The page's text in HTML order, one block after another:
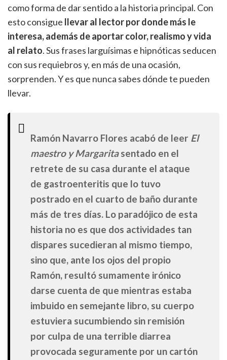
como forma de dar sentido a la historia principal. Con
esto consigue llevar al lector por donde más le
interesa, además de aportar color, realismo y vida
al relato. Sus frases larguísimas e hipnóticas seducen
con sus requiebros y, en más de una ocasión,
sorprenden. Y es que nunca sabes dónde te pueden
llevar.
Ramón Navarro Flores acabó de leer El
maestro y Margaritasentado en el
retrete de su casa durante el ataque
de gastroenteritis que lo tuvo
postrado en el cuarto de baño durante
más de tres días. Lo paradójico de esta
historia no es que dos actividades tan
dispares sucedieran al mismo tiempo,
sino que, ante los ojos del propio
Ramón, resultó sumamente irónico
darse cuenta de que mientras estaba
imbuido en semejante libro, su cuerpo
estuviera sucumbiendo sin remisión
por culpa de una terrible diarrea
provocada seguramente por un cartón